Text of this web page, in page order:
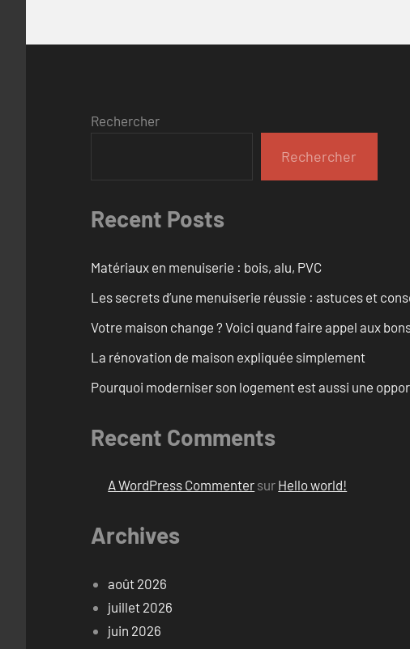
Rechercher
Rechercher
Recent Posts
Matériaux en menuiserie : bois, alu, PVC
Les secrets d’une menuiserie réussie : astuces et
Votre maison change ? Voici quand faire appel aux
La rénovation de maison expliquée simplement
Pourquoi moderniser son logement est aussi une
Recent Comments
A WordPress Commenter sur Hello world!
Archives
août 2026
juillet 2026
juin 2026